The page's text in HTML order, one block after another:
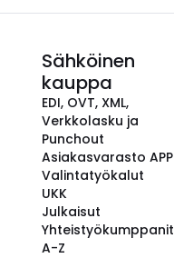
Sähköinen
kauppa
EDI, OVT, XML,
Verkkolasku ja
Punchout
Asiakasvarasto APP
Valintatyökalut
UKK
Julkaisut
Yhteistyökumppanit
A-Z